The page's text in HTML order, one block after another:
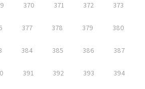
370 371 372 373
377 378 379 380
384 385 386 387
391 392 393 394